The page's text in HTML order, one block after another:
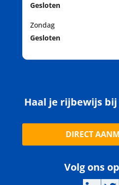
Gesloten
Zondag
Gesloten
Haal je rijbewijs
DIRECT
Volg ons op